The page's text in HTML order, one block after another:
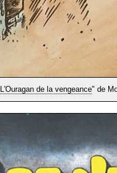
L'Ouragan de la vengeance" de